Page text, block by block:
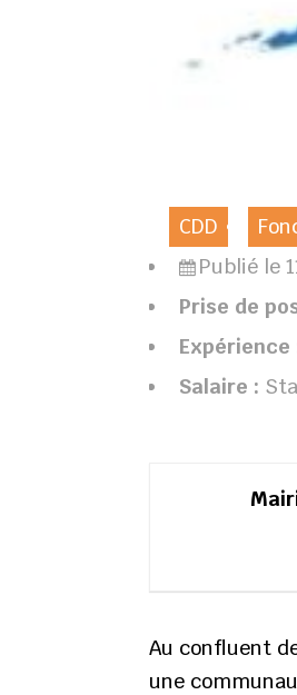
CDD
Publié le
Prise de
Expérience
Salaire :
Au confluent
une